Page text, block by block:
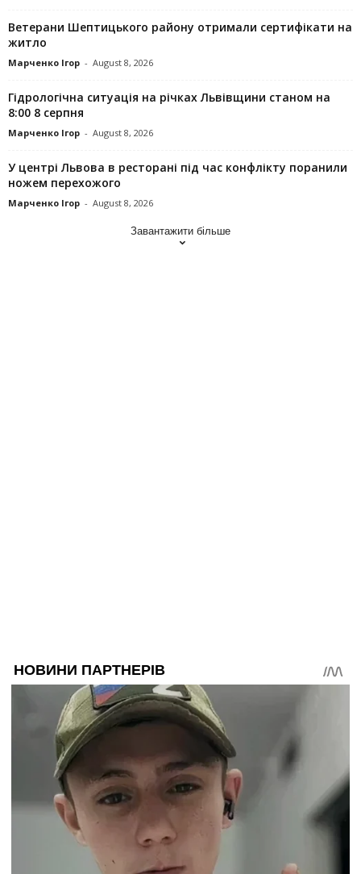
Ветерани Шептицького району отримали сертифікати на
житло
Марченко Ігор - August 8, 2026
Гідрологічна ситуація на річках Львівщини станом на
8:00 8 серпня
Марченко Ігор - August 8, 2026
У центрі Львова в ресторані під час конфлікту поранили
ножем перехожого
Марченко Ігор - August 8, 2026
Завантажити більше